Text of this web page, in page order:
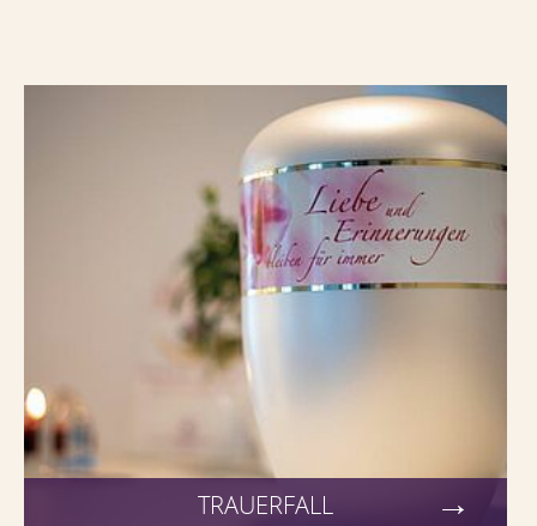
TRAUERFALL
Trauerfall - Hilfe und Begleitung